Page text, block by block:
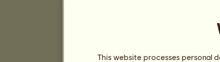
This website processes personal